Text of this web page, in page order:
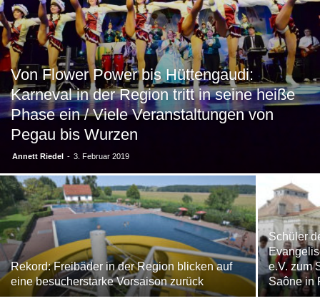
Von Flower Power bis Hüttengaudi:
Karneval in der Region tritt in seine heiße
Phase ein / Viele Veranstaltungen von
Pegau bis Wurzen
Annett Riedel - 3. Februar 2019
Rekord: Freibäder in der Region blicken auf
eine besucherstarke Vorsaison zurück
Schüler
e.V. zum
Saône in